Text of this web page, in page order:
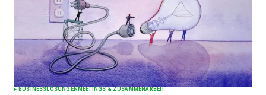
BUSINESS LÖSUNGEN MEETINGS & ZUSAMMENARBEIT